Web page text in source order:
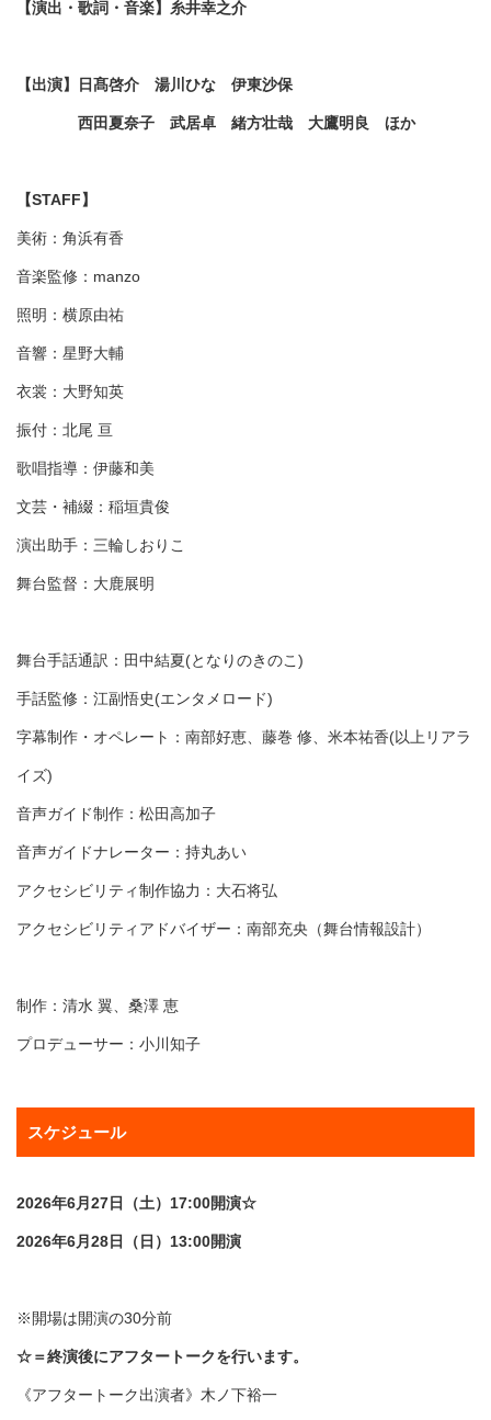
【演出・歌詞・音楽】糸井幸之介
【出演】日髙啓介 湯川ひな 伊東沙保
西田夏奈子 武居卓 緒方壮哉 大鷹明良 ほか
【STAFF】
美術：角浜有香
音楽監修：manzo
照明：横原由祐
音響：星野大輔
衣裳：大野知英
振付：北尾 亘
歌唱指導：伊藤和美
文芸・補綴：稲垣貴俊
演出助手：三輪しおりこ
舞台監督：大鹿展明
舞台手話通訳：田中結夏(となりのきのこ)
手話監修：江副悟史(エンタメロード)
字幕制作・オペレート：南部好恵、藤巻 修、米本祐香(以上リアラ
イズ)
音声ガイド制作：松田高加子
音声ガイドナレーター：持丸あい
アクセシビリティ制作協力：大石将弘
アクセシビリティアドバイザー：南部充央（舞台情報設計）
制作：清水 翼、桑澤 恵
プロデューサー：小川知子
スケジュール
2026年6月27日（土）17:00開演☆
2026年6月28日（日）13:00開演
※開場は開演の30分前
☆＝終演後にアフタートークを行います。
《アフタートーク出演者》木ノ下裕一